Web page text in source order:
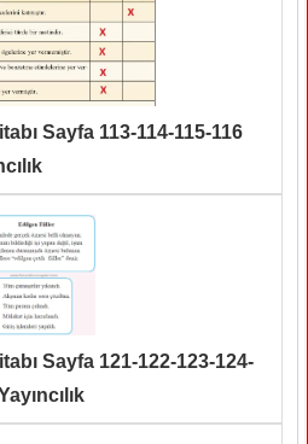
Sayfa 113-114-115-116
Sayfa 121-122-123-124-